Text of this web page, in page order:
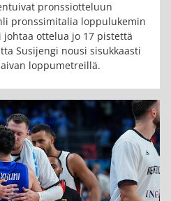
pronssiotteluun
pronssimitalia loppulukemin
johtaa ottelua jo 17 pistettä
Susijengi nousi sisukkaasti
loppumetreillä.